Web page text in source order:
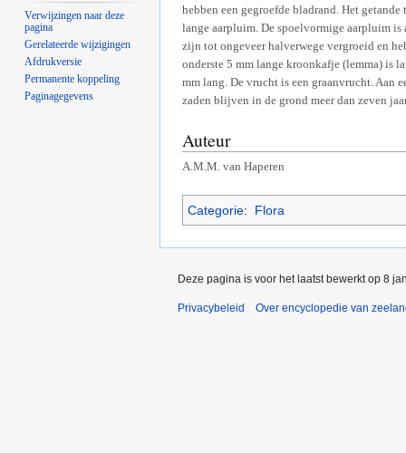
hebben een gegroefde bladrand. Het
lange aarpluim. De spoelvormige aarpluim is
zijn tot ongeveer halverwege vergroeid en
onderste 5 mm lange kroonkafje (lemma) is
mm lang. De vrucht is een graanvrucht. Aan
zaden blijven in de grond meer dan zeven
Auteur
A.M.M. van Haperen
Categorie: Flora
Verwijzingen naar deze
pagina
Gerelateerde wijzigingen
Afdrukversie
Permanente koppeling
Paginagegevens
Deze pagina is voor het laatst bewerkt op 8
Privacybeleid Over encyclopedie van